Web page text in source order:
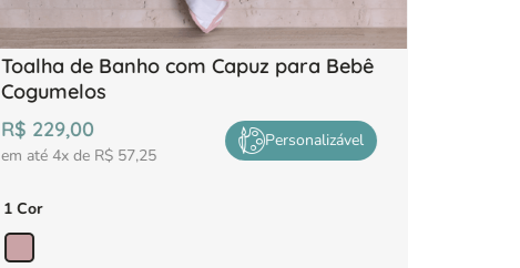
Toalha de Banho com Capuz para Bebê
Cogumelos
R$ 229,00
em até4x de R$ 57,25
Personalizável
1 Cor